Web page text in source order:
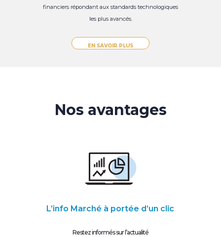
financiers répondant aux standards technologiques
les plus avancés.
EN SAVOIR PLUS
Nos avantages
L’info Marché à portée d’un clic
Restez informés sur l’actualité